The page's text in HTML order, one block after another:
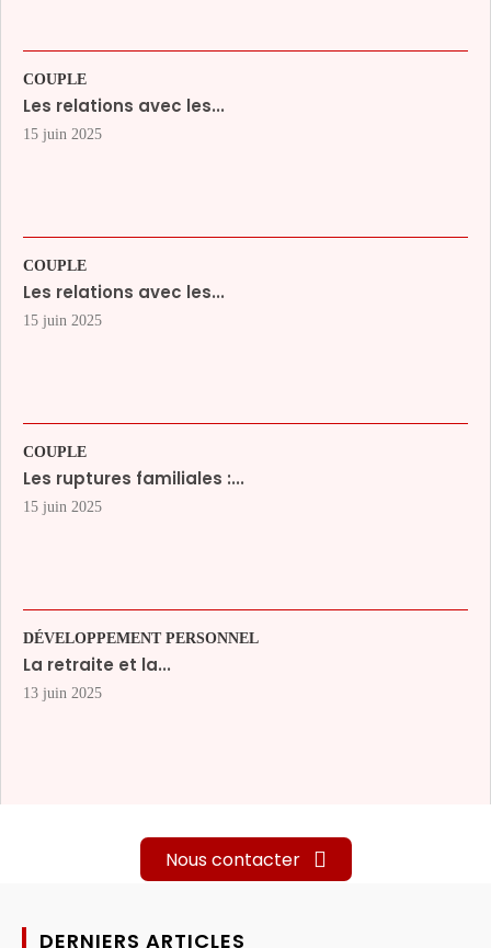
COUPLE
Les relations avec les...
15 juin 2025
COUPLE
Les relations avec les...
15 juin 2025
COUPLE
Les ruptures familiales :...
15 juin 2025
DÉVELOPPEMENT PERSONNEL
La retraite et la...
13 juin 2025
Nous contacter
DERNIERS ARTICLES